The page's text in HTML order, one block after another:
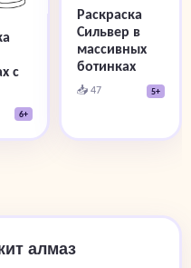
с
6+
Раскраска
Сильвер в
массивных
ботинках
📥 47 5+
алмаз